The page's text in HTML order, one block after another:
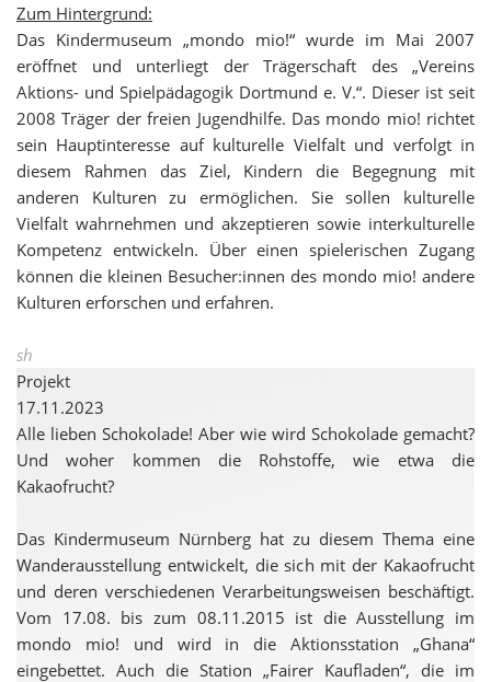
Zum Hintergrund:
Das Kindermuseum „mondo mio!“ wurde im Mai 2007
eröffnet und unterliegt der Trägerschaft des „Vereins
Aktions- und Spielpädagogik Dortmund e. V.“. Dieser ist seit
2008 Träger der freien Jugendhilfe. Das mondo mio! richtet
sein Hauptinteresse auf kulturelle Vielfalt und verfolgt in
diesem Rahmen das Ziel, Kindern die Begegnung mit
anderen Kulturen zu ermöglichen. Sie sollen kulturelle
Vielfalt wahrnehmen und akzeptieren sowie interkulturelle
Kompetenz entwickeln. Über einen spielerischen Zugang
können die kleinen Besucher:innen des mondo mio! andere
Kulturen erforschen und erfahren.
sh
Projekt
17.11.2023
Alle lieben Schokolade! Aber wie wird Schokolade gemacht?
Und woher kommen die Rohstoffe, wie etwa die
Kakaofrucht?
Das Kindermuseum Nürnberg hat zu diesem Thema eine
Wanderausstellung entwickelt, die sich mit der Kakaofrucht
und deren verschiedenen Verarbeitungsweisen beschäftigt.
Vom 17.08. bis zum 08.11.2015 ist die Ausstellung im
mondo mio! und wird in die Aktionsstation „Ghana“
eingebettet. Auch die Station „Fairer Kaufladen“, die im